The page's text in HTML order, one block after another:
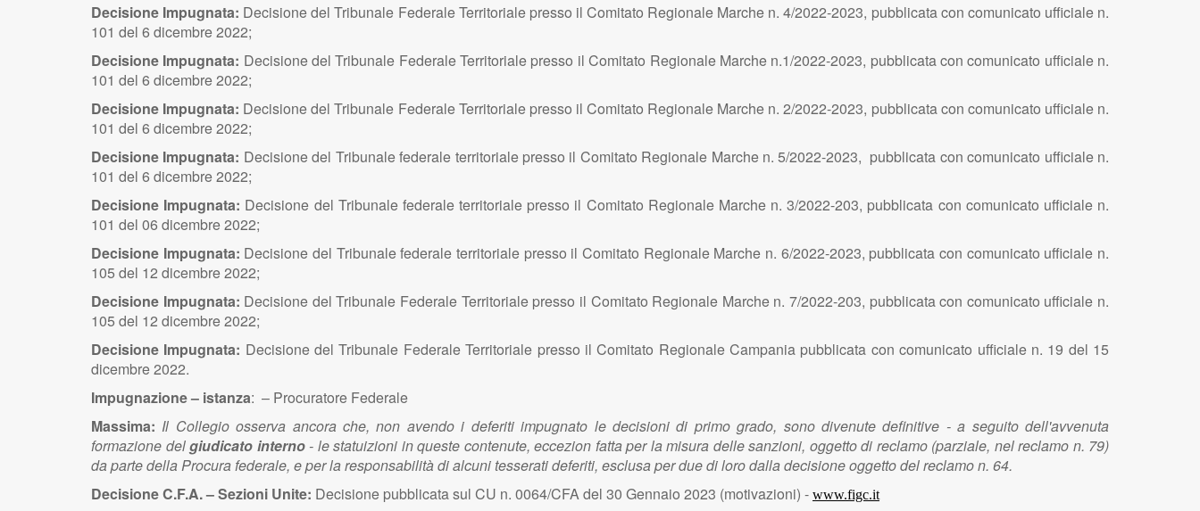
Decisione Impugnata: Decisione del Tribunale Federale Territoriale presso il Comitato Regionale Marche n. 4/2022-2023, pubblicata con comunicato ufficiale n.
101 del 6 dicembre 2022;
Decisione Impugnata: Decisione del Tribunale Federale Territoriale presso il Comitato Regionale Marche n.1/2022-2023, pubblicata con comunicato ufficiale n.
101 del 6 dicembre 2022;
Decisione Impugnata: Decisione del Tribunale Federale Territoriale presso il Comitato Regionale Marche n. 2/2022-2023, pubblicata con comunicato ufficiale n.
101 del 6 dicembre 2022;
Decisione Impugnata: Decisione del Tribunale federale territoriale presso il Comitato Regionale Marche n. 5/2022-2023, pubblicata con comunicato ufficiale n.
101 del 6 dicembre 2022;
Decisione Impugnata: Decisione del Tribunale federale territoriale presso il Comitato Regionale Marche n. 3/2022-203, pubblicata con comunicato ufficiale n.
101 del 06 dicembre 2022;
Decisione Impugnata: Decisione del Tribunale federale territoriale presso il Comitato Regionale Marche n. 6/2022-2023, pubblicata con comunicato ufficiale n.
105 del 12 dicembre 2022;
Decisione Impugnata: Decisione del Tribunale Federale Territoriale presso il Comitato Regionale Marche n. 7/2022-203, pubblicata con comunicato ufficiale n.
105 del 12 dicembre 2022;
Decisione Impugnata: Decisione del Tribunale Federale Territoriale presso il Comitato Regionale Campania pubblicata con comunicato ufficiale n. 19 del 15
dicembre 2022.
Impugnazione – istanza: – Procuratore Federale
Massima: Il Collegio osserva ancora che, non avendo i deferiti impugnato le decisioni di primo grado, sono divenute definitive - a seguito dell'avvenuta
formazione delgiudicato interno- le statuizioni in queste contenute, eccezion fatta per la misura delle sanzioni, oggetto di reclamo (parziale, nel reclamo n. 79)
da parte della Procura federale, e per la responsabilità di alcuni tesserati deferiti, esclusa per due di loro dalla decisione oggetto del reclamo n. 64.
Decisione C.F.A. – Sezioni Unite: Decisione pubblicata sul CU n. 0064/CFA del 30 Gennaio 2023 (motivazioni) - www.figc.it